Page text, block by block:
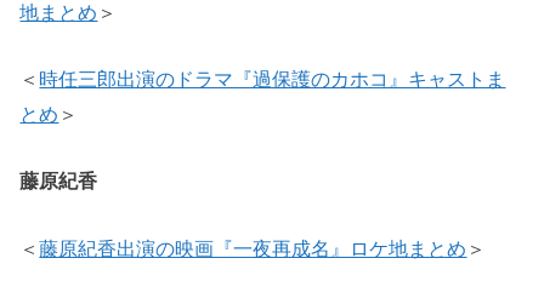
地まとめ ＞
＜ 時任三郎出演のドラマ『過保護のカホコ』キャストま
とめ ＞
藤原紀香
＜藤原紀香出演の映画『一夜再成名』ロケ地まとめ ＞